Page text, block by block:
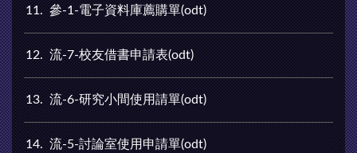
11 參-1-電子資料庫薦購單(odt)
12 流-7-校友借書申請表(odt)
13 流-6-研究小間使用請單(odt)
14 流-5-討論室使用申請單(odt)